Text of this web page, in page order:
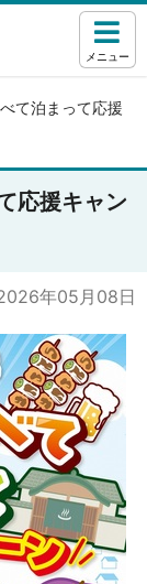
メニュー
て泊まって応援
応援キャン
年05月08日